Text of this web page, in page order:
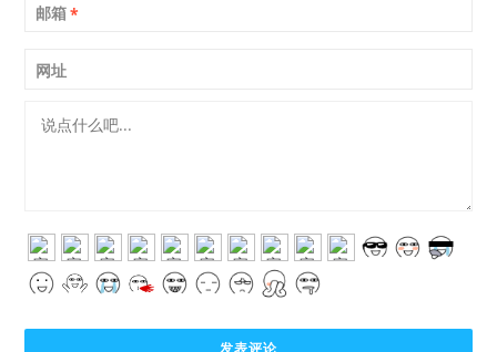
邮箱*
网址